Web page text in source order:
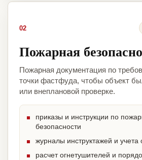
02
Пожарная
Пожарная документация по
точки фастфуда, чтобы объект
или внеплановой проверке.
приказы и инструкции по
безопасности
журналы инструктажей и учета
расчет огнетушителей и